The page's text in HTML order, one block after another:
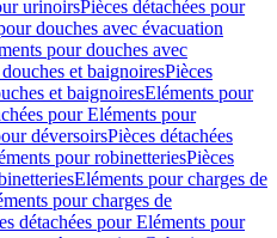
urinoirsPièces détachées pour
douches avec évacuation
pour douches avec
et baignoiresPièces
et baignoiresEléments pour
pour Eléments pour
déversoirsPièces détachées
pour robinetteriesPièces
Eléments pour charges de
pour charges de
détachées pour Eléments pour